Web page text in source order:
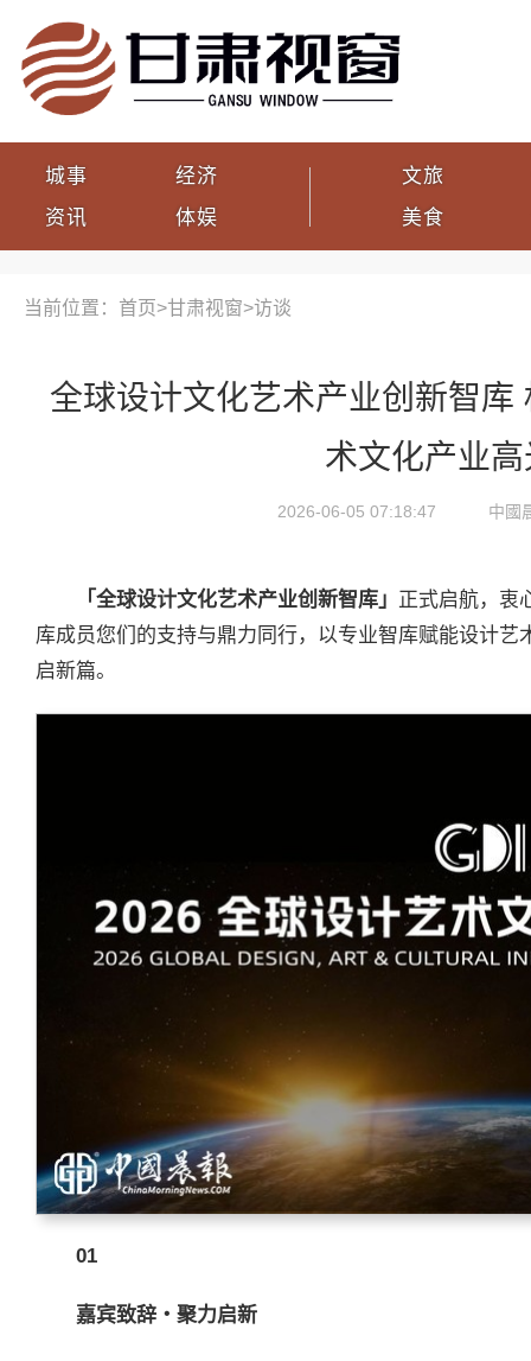
城事
资讯
经济
体娱
文旅
美食
当前位置：首页>甘肃视窗>访谈
全球设计文化艺术产业创新智库
术文化产业
2026-06-05 07:18:47 中國
「全球设计文化艺术产业创新智库」 正式启航，衷
库成员您们的支持与鼎力同行，以专业智库赋能设计
启新篇。
01
嘉宾致辞・聚力启新